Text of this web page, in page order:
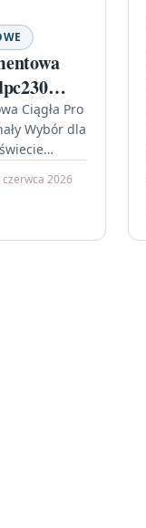
Ciągła Pro
Wybór dla
jest
czerwca 2026